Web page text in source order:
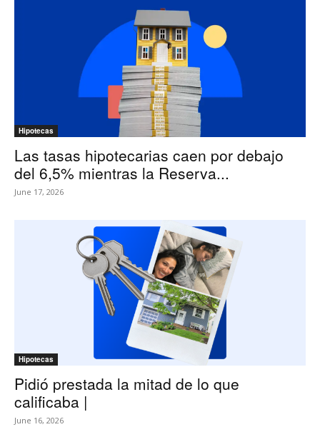
Hipotecas
Las tasas hipotecarias caen por debajo
del 6,5% mientras la Reserva...
June 17, 2026
Hipotecas
Pidió prestada la mitad de lo que
calificaba |
June 16, 2026